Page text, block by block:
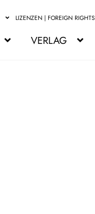
LIZENZEN | FOREIGN RIGHTS
VERLAG